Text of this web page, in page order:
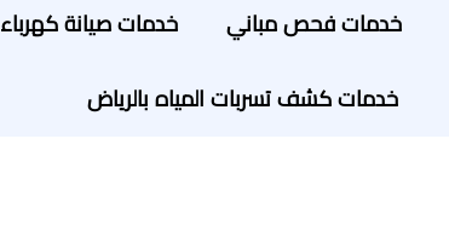
خدمات فحص مباني خدمات صيانة كهرباء
خدمات كشف تسربات المياه بالرياض